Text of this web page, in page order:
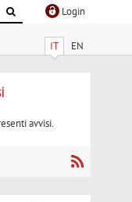
Login
IT EN
avvisi.